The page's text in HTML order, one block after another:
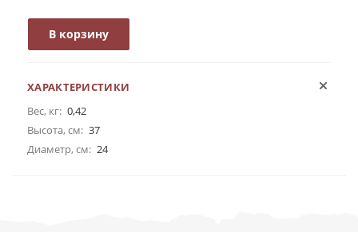
В корзину
ХАРАКТЕРИСТИКИ
Вес, кг: 0,42
Высота, см: 37
Диаметр, см: 24